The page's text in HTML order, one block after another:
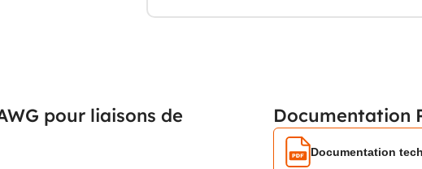
pour liaisons de
Documentation
Documentation